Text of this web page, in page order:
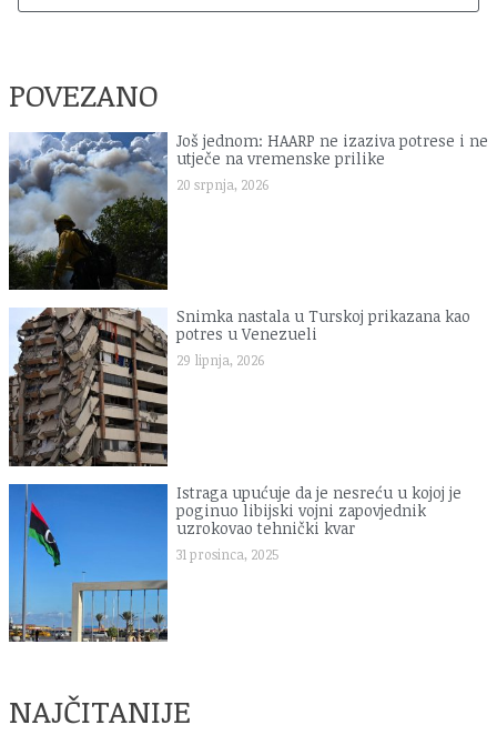
POVEZANO
Još jednom: HAARP ne izaziva potrese i ne
utječe na vremenske prilike
20 srpnja, 2026
Snimka nastala u Turskoj prikazana kao
potres u Venezueli
29 lipnja, 2026
Istraga upućuje da je nesreću u kojoj je
poginuo libijski vojni zapovjednik
uzrokovao tehnički kvar
31 prosinca, 2025
NAJČITANIJE